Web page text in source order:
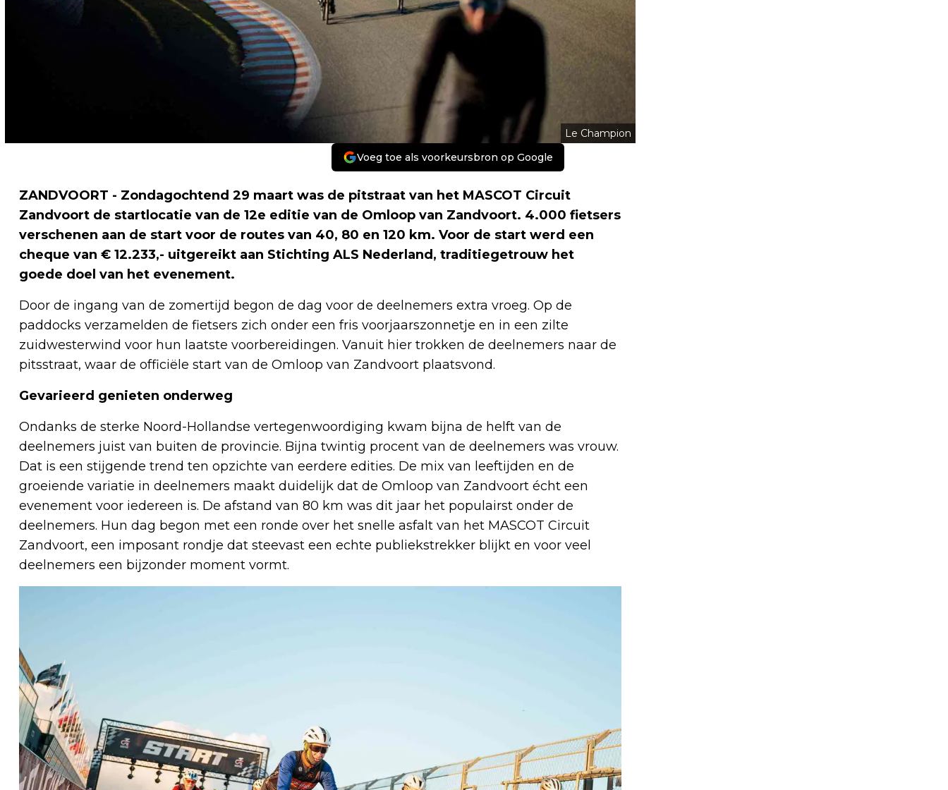
Le Champion
Voeg toe als voorkeursbron op Google
ZANDVOORT - Zondagochtend 29 maart was de pitstraat van het MASCOT Circuit
Zandvoort de startlocatie van de 12e editie van de Omloop van Zandvoort. 4.000 fietsers
verschenen aan de start voor de routes van 40, 80 en 120 km. Voor de start werd een
cheque van € 12.233,- uitgereikt aan Stichting ALS Nederland, traditiegetrouw het
goede doel van het evenement.
Door de ingang van de zomertijd begon de dag voor de deelnemers extra vroeg. Op de
paddocks verzamelden de fietsers zich onder een fris voorjaarszonnetje en in een zilte
zuidwesterwind voor hun laatste voorbereidingen. Vanuit hier trokken de deelnemers naar de
pitsstraat, waar de officiële start van de Omloop van Zandvoort plaatsvond.
Gevarieerd genieten onderweg
Ondanks de sterke Noord-Hollandse vertegenwoordiging kwam bijna de helft van de
deelnemers juist van buiten de provincie. Bijna twintig procent van de deelnemers was vrouw.
Dat is een stijgende trend ten opzichte van eerdere edities. De mix van leeftijden en de
groeiende variatie in deelnemers maakt duidelijk dat de Omloop van Zandvoort écht een
evenement voor iedereen is. De afstand van 80 km was dit jaar het populairst onder de
deelnemers. Hun dag begon met een ronde over het snelle asfalt van het MASCOT Circuit
Zandvoort, een imposant rondje dat steevast een echte publiekstrekker blijkt en voor veel
deelnemers een bijzonder moment vormt.